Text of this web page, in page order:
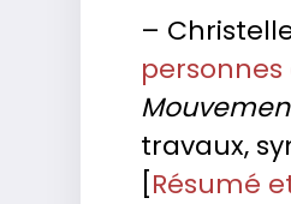
–
travaux,
[Résumé